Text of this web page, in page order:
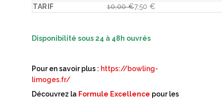
10,00€7,50 €
Disponibilité sous 24 à 48h ouvrés
Pour en savoir plus : https://bowling-
limoges.fr/
Découvrez la Formule Excellence pour les